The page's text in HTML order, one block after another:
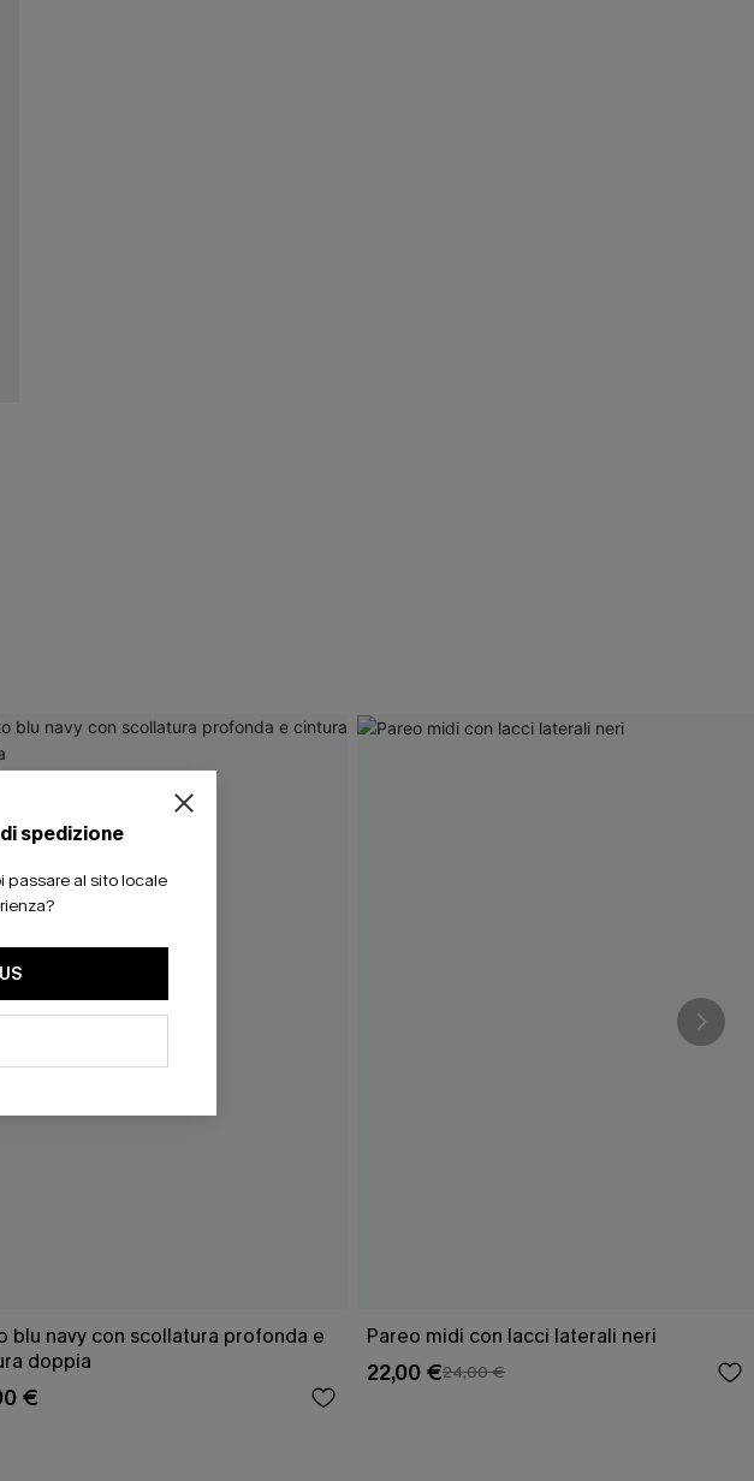
blu navy con scollatura profonda e
doppia
€
Pareo midi con lacci laterali neri
22,00 €24,00 €
spedizione
passare al sito locale